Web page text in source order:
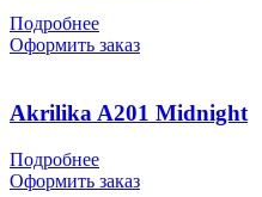
Подробнее
Оформить заказ
Akrilika A201 Midnight
Подробнее
Оформить заказ